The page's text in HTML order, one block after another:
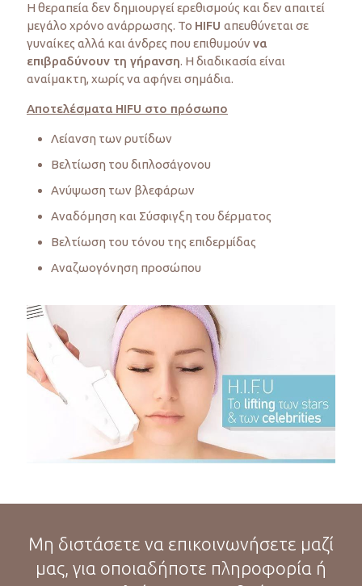
Η θεραπεία δεν δημιουργεί ερεθισμούς και δεν απαιτεί
μεγάλο χρόνο ανάρρωσης. Το HIFU απευθύνεται σε
γυναίκες αλλά και άνδρες που επιθυμούν να
επιβραδύνουν τη γήρανση. Η διαδικασία είναι
αναίμακτη, χωρίς να αφήνει σημάδια.
Αποτελέσματα HIFU στο πρόσωπο
Λείανση των ρυτίδων
Βελτίωση του διπλοσάγονου
Ανύψωση των βλεφάρων
Αναδόμηση και Σύσφιγξη του δέρματος
Βελτίωση του τόνου της επιδερμίδας
Αναζωογόνηση προσώπου
Μη διστάσετε να επικοινωνήσετε μαζί
μας, για οποιαδήποτε πληροφορία ή